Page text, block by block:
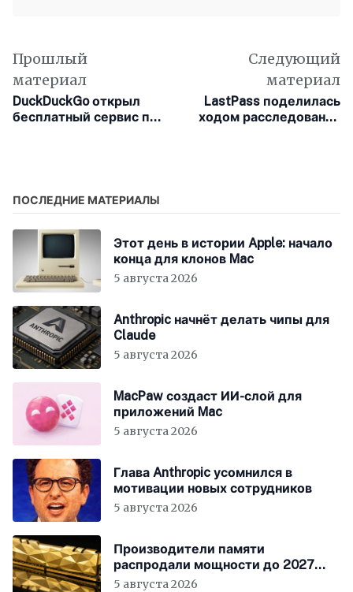
Прошлый
материал
DuckDuckGo открыл
бесплатный сервис по
Следующий
материал
LastPass поделилась
ходом расследования
ПОСЛЕДНИЕ МАТЕРИАЛЫ
Этот день в истории Apple: начало
конца для клонов Mac
5 августа 2026
Anthropic начнёт делать чипы для
Claude
5 августа 2026
MacPaw создаст ИИ-слой для
приложений Mac
5 августа 2026
Глава Anthropic усомнился в
мотивации новых сотрудников
5 августа 2026
Производители памяти
распродали мощности до 2027
года
5 августа 2026